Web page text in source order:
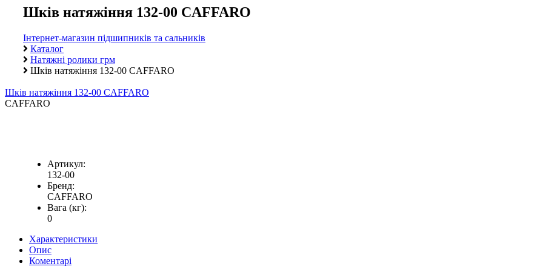
Шків натяжіння 132-00 CAFFARO
Інтернет-магазин підшипників та сальників
Каталог
Натяжні ролики грм
Шків натяжіння 132-00 CAFFARO
Шків натяжіння 132-00 CAFFARO
CAFFARO
Артикул:
132-00
Бренд:
CAFFARO
Вага (кг):
0
Характеристики
Опис
Коментарі